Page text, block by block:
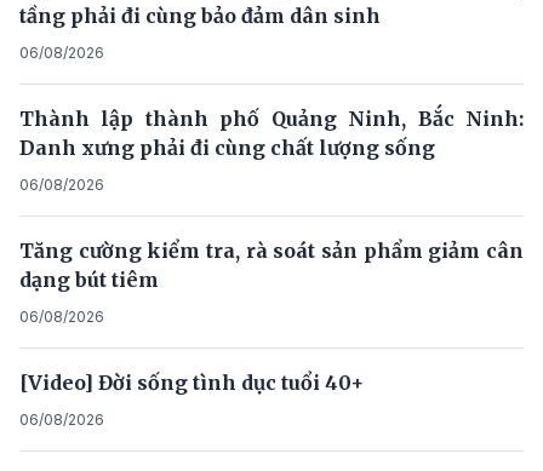
tầng phải đi cùng bảo đảm dân sinh
06/08/2026
Thành lập thành phố Quảng Ninh, Bắc Ninh:
Danh xưng phải đi cùng chất lượng sống
06/08/2026
Tăng cường kiểm tra, rà soát sản phẩm giảm cân
dạng bút tiêm
06/08/2026
[Video] Đời sống tình dục tuổi 40+
06/08/2026